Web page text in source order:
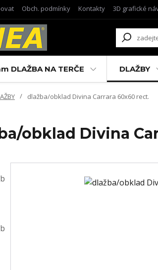
Obch. podmínky Kontakty 3D grafické
DLAŽBA NA TERČE DLAŽBY
dlažba/obklad Divina Carrara 60x60 rect.
obklad Divina